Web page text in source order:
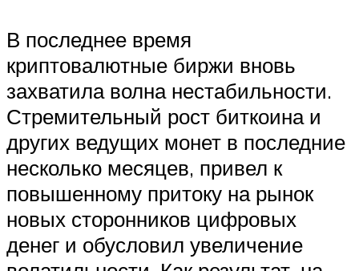
В последнее время
криптовалютные биржи вновь
захватила волна нестабильности.
Стремительный рост биткоина и
других ведущих монет в последние
несколько месяцев, привел к
повышенному притоку на рынок
новых сторонников цифровых
денег и обусловил увеличение